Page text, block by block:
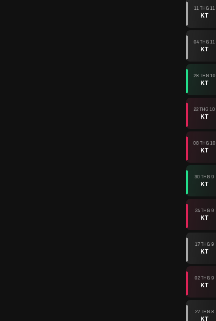
11 THG 11
KT
04 THG 11
KT
28 THG 10
KT
22 THG 10
KT
08 THG 10
KT
30 THG 9
KT
24 THG 9
KT
17 THG 9
KT
02 THG 9
KT
27 THG 8
KT